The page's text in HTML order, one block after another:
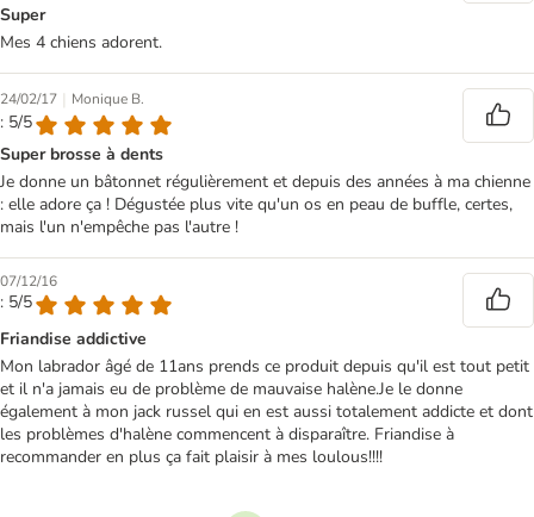
Super
Mes 4 chiens adorent.
24/02/17 | Monique B.
: 5/5
Super brosse à dents
Je donne un bâtonnet régulièrement et depuis des années à ma chienne
: elle adore ça ! Dégustée plus vite qu'un os en peau de buffle, certes,
mais l'un n'empêche pas l'autre !
07/12/16
: 5/5
Friandise addictive
Mon labrador âgé de 11ans prends ce produit depuis qu'il est tout petit
et il n'a jamais eu de problème de mauvaise halène.Je le donne
également à mon jack russel qui en est aussi totalement addicte et dont
les problèmes d'halène commencent à disparaître. Friandise à
recommander en plus ça fait plaisir à mes loulous!!!!